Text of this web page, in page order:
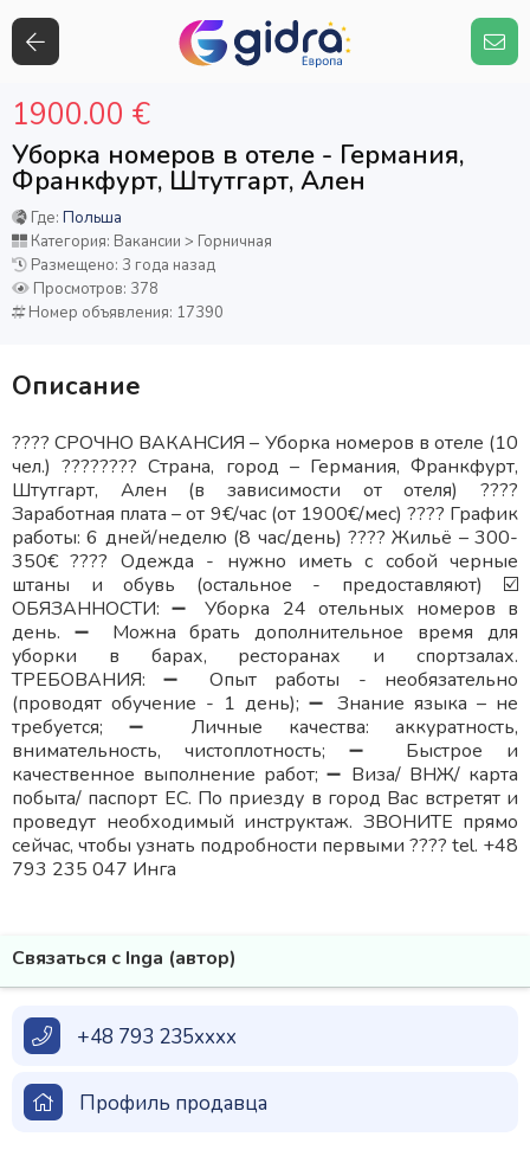
Уборка номеров в отеле - Германия,
Франкфурт, Штутгарт, Ален
1900.00 €
Где: Польша
Категория: Вакансии > Горничная
Размещено: 3 года назад
Просмотров: 378
Номер объявления: 17390
Описание
???? СРОЧНО ВАКАНСИЯ – Уборка номеров в отеле (10
чел.) ???????? Страна, город – Германия, Франкфурт,
Штутгарт, Ален (в зависимости от отеля) ????
Заработная плата – от 9€/час (от 1900€/мес) ???? График
работы: 6 дней/неделю (8 час/день) ???? Жильё – 300-
350€ ???? Одежда - нужно иметь с собой черные
штаны и обувь (остальное - предоставляют) ☑️
ОБЯЗАННОСТИ: ➖ Уборка 24 отельных номеров в
день. ➖ Можна брать дополнительное время для
уборки в барах, ресторанах и спортзалах.
ТРЕБОВАНИЯ: ➖ Опыт работы - необязательно
(проводят обучение - 1 день); ➖ Знание языка – не
требуется; ➖ Личные качества: аккуратность,
внимательность, чистоплотность; ➖ Быстрое и
качественное выполнение работ; ➖ Виза/ ВНЖ/ карта
побыта/ паспорт ЕС. По приезду в город Вас встретят и
проведут необходимый инструктаж. ЗВОНИТЕ прямо
сейчас, чтобы узнать подробности первыми ???? tel. +48
793 235 047 Инга
Связаться с Inga (автор)
+48 793 235xxxx
Профиль продавца